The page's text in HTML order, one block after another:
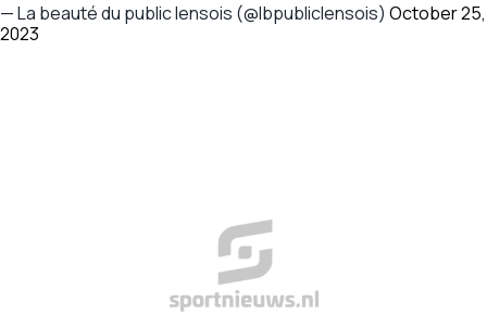
— La beauté du public lensois (@lbpubliclensois) October 25,
2023